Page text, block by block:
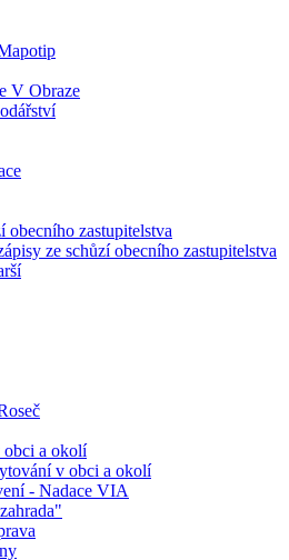
V Obraze
obecního zastupitelstva
ze schůzí obecního zastupitelstva
obci a okolí
v obci a okolí
- Nadace VIA